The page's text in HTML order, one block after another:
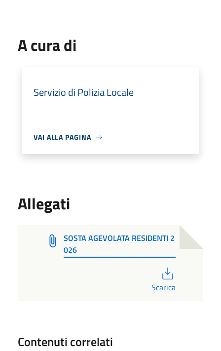
A cura di
Servizio di Polizia Locale
VAI ALLA PAGINA
Allegati
SOSTA AGEVOLATA RESIDENTI 2
026
Scarica
Contenuti correlati